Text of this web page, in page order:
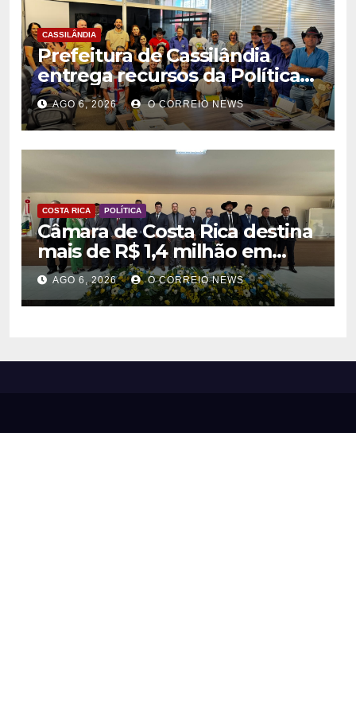
CASSILÂNDIA
Prefeitura de Cassilândia
entrega recursos da Política
Nacional Aldir Blanc a
agentes culturais
AGO 6, 2026 O CORREIO NEWS
COSTA RICA POLÍTICA
Câmara de Costa Rica destina
mais de R$ 1,4 milhão em
emendas para investimentos
em diversas áreas
AGO 6, 2026 O CORREIO NEWS